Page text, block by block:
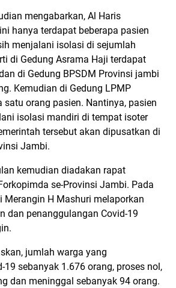
mengabarkan, Al Haris
hanya terdapat beberapa pasien
menjalani isolasi di sejumlah
di Gedung Asrama Haji terdapat
di Gedung BPSDM Provinsi jambi
Kemudian di Gedung LPMP
satu orang pasien. Nantinya, pasien
isolasi mandiri di tempat isoter
tersebut akan dipusatkan di
Jambi.
kemudian diadakan rapat
se-Provinsi Jambi. Pada
Merangin H Mashuri melaporkan
dan penanggulangan Covid-19
jumlah warga yang
19 sebanyak 1.676 orang, proses nol,
dan meninggal sebanyak 94 orang.